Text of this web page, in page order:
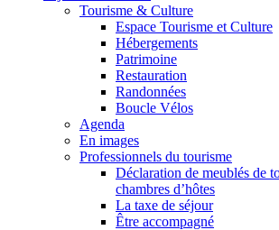
Tourisme & Culture
Espace Tourisme et Culture
Hébergements
Patrimoine
Restauration
Randonnées
Boucle Vélos
Agenda
En images
Professionnels du tourisme
Déclaration de meublés de
chambres d’hôtes
La taxe de séjour
Être accompagné